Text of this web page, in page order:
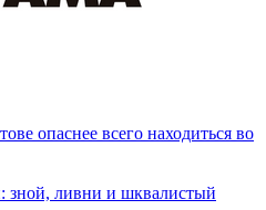
опаснее всего находиться во
зной, ливни и шквалистый